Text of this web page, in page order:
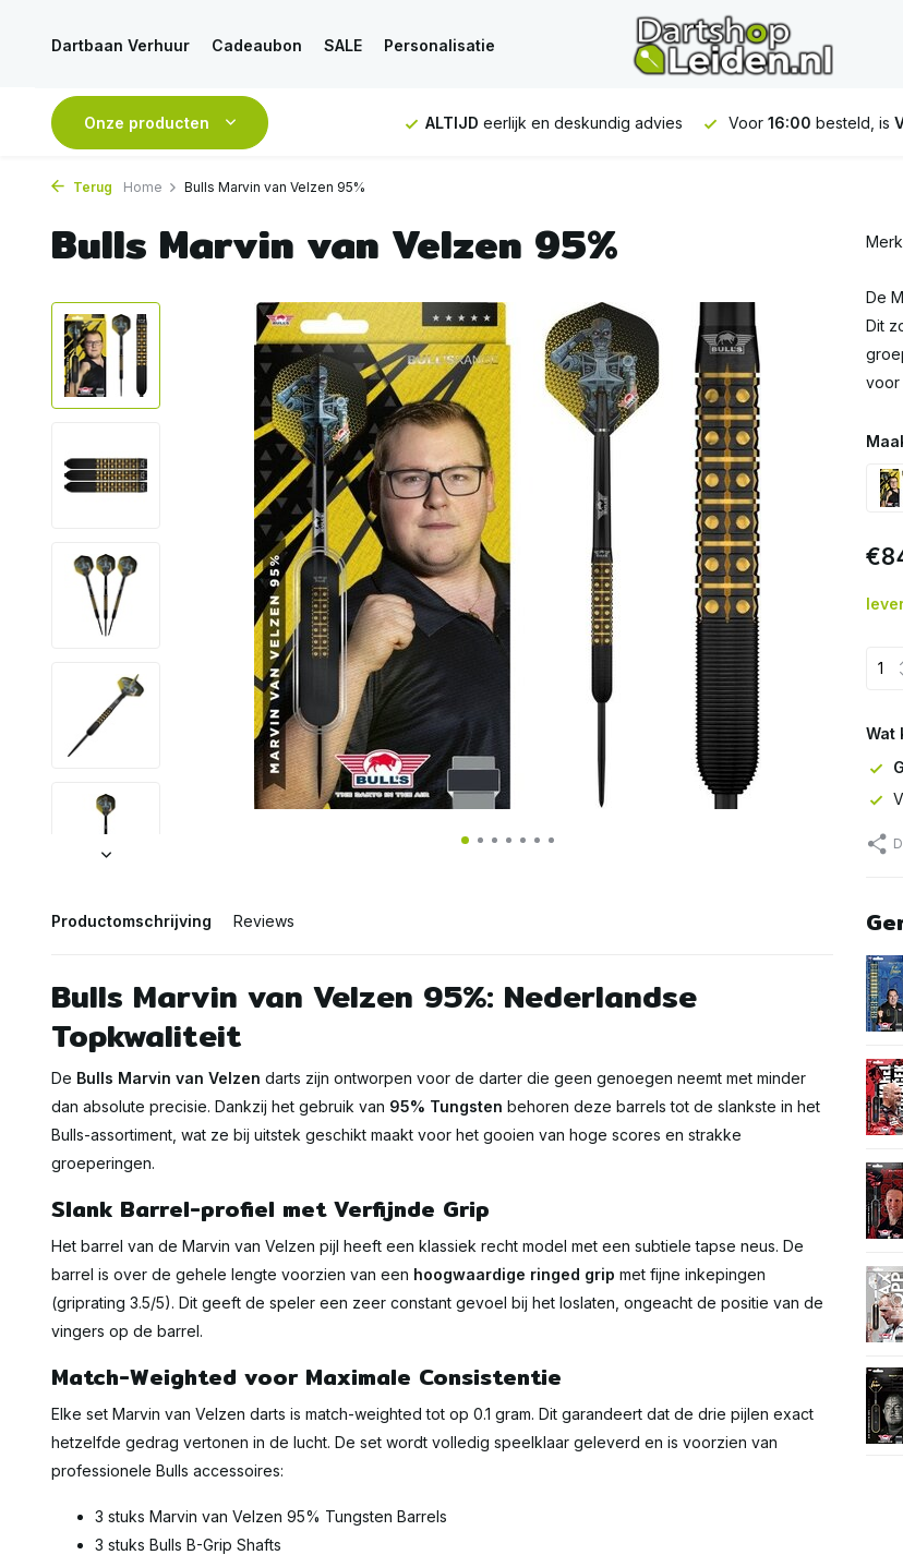
Dartbaan Verhuur Cadeaubon SALE Personalisatie
Onze producten
vanaf 50€ ALTIJDeerlijk en deskundig advies Voor16:00besteld, isVANDAAGverstuurd GRATIS
Terug Home Bulls Marvin van Velzen 95%
Bulls Marvin van Velzen 95%
Productomschrijving Reviews
Bulls Marvin van Velzen 95%: Nederlandse
Topkwaliteit
De Bulls Marvin van Velzen darts zijn ontworpen voor de darter die geen genoegen neemt met minder
dan absolute precisie. Dankzij het gebruik van 95% Tungsten behoren deze barrels tot de slankste in het
Bulls-assortiment, wat ze bij uitstek geschikt maakt voor het gooien van hoge scores en strakke
groeperingen.
Slank Barrel-profiel met Verfijnde Grip
Het barrel van de Marvin van Velzen pijl heeft een klassiek recht model met een subtiele tapse neus. De
barrel is over de gehele lengte voorzien van een hoogwaardige ringed grip met fijne inkepingen
(griprating 3.5/5). Dit geeft de speler een zeer constant gevoel bij het loslaten, ongeacht de positie van de
vingers op de barrel.
Match-Weighted voor Maximale Consistentie
Elke set Marvin van Velzen darts is match-weighted tot op 0.1 gram. Dit garandeert dat de drie pijlen exact
hetzelfde gedrag vertonen in de lucht. De set wordt volledig speelklaar geleverd en is voorzien van
professionele Bulls accessoires:
3 stuks Marvin van Velzen 95% Tungsten Barrels
3 stuks Bulls B-Grip Shafts
De
Dit
voor
Wat